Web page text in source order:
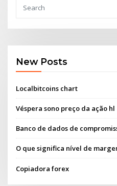
New Posts
Localbitcoins chart
Véspera sono preço da ação hl
Banco de dados de
O que significa nível de
Copiadora forex